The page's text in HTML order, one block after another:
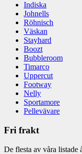
Indiska
Johnells
Röhnisch
Väskan
Stayhard
Boozt
Bubbleroom
Timarco
Uppercut
Footway
Nelly
Sportamore
Pellevävare
Fri frakt
De flesta av våra listade